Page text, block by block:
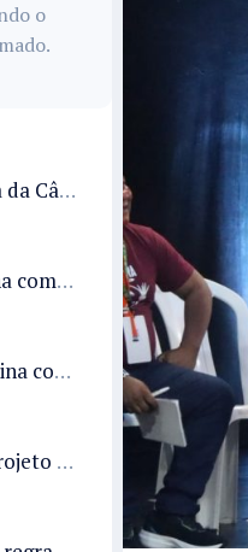
o
Comissão externa da Câmara convoca audiência pública sobre chuvas na Zona da Mata de Minas Gerais e impactos em Juiz de Fora
Lei Maria da Penha completa 20 anos consolidada como norma de proteção e medidas protetivas no Brasil
Projeto prevê vacina contra HPV obrigatória e testes moleculares para rastreamento do câncer do colo do útero
Câmara analisa projeto que cria Política Nacional de Qualificação e Valorização da Preceptoria na Residência Médica